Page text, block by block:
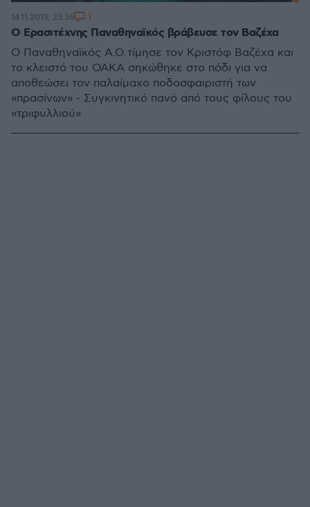
Ο Ερασιτέχνης Παναθηναϊκός βράβευσε τον Βαζέχα
Ο Παναθηναϊκός Α.Ο. τίμησε τον Κριστόφ Βαζέχα και
το κλειστό του ΟΑΚΑ σηκώθηκε στο πόδι για να
αποθεώσει τον παλαίμαχο ποδοσφαιριστή των
«πρασίνων» - Συγκινητικό πανό από τους φίλους του
«τριφυλλιού»
14.11.2019, 23:36 1